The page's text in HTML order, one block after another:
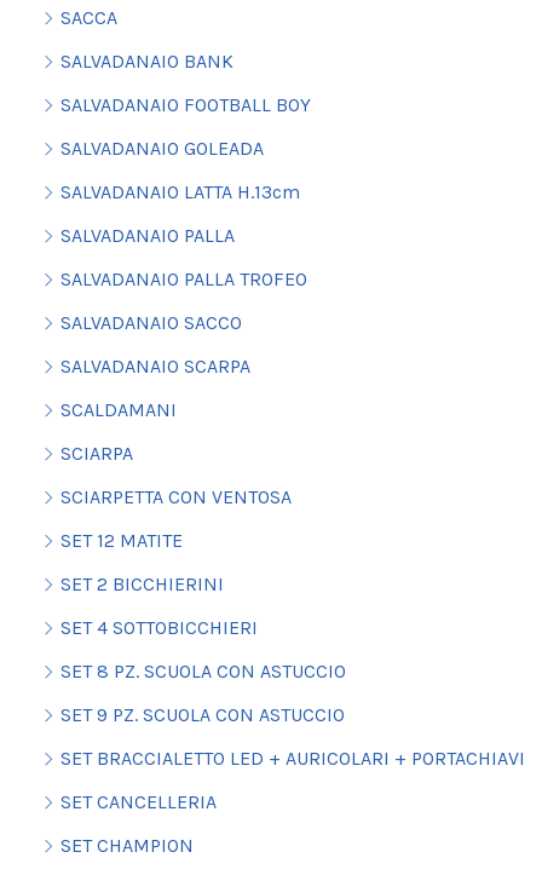
SACCA
SALVADANAIO BANK
SALVADANAIO FOOTBALL BOY
SALVADANAIO GOLEADA
SALVADANAIO LATTA H.13cm
SALVADANAIO PALLA
SALVADANAIO PALLA TROFEO
SALVADANAIO SACCO
SALVADANAIO SCARPA
SCALDAMANI
SCIARPA
SCIARPETTA CON VENTOSA
SET 12 MATITE
SET 2 BICCHIERINI
SET 4 SOTTOBICCHIERI
SET 8 PZ. SCUOLA CON ASTUCCIO
SET 9 PZ. SCUOLA CON ASTUCCIO
SET BRACCIALETTO LED + AURICOLARI + PORTACHIAVI
SET CANCELLERIA
SET CHAMPION